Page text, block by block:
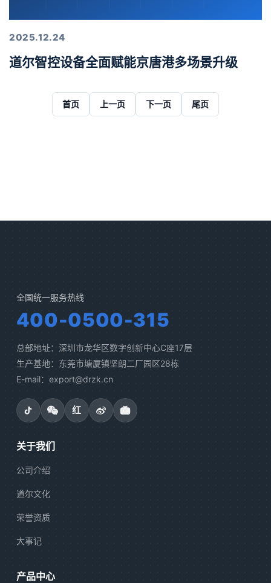
2025.12.24
道尔智控设备全面赋能京唐港多场景升级
首页 上一页 下一页 尾页
全国统一服务热线
400-0500-315
总部地址：深圳市龙华区数字创新中心C座17层
生产基地：东莞市塘厦镇坚朗二厂园区28栋
E-mail：export@drzk.cn
红
关于我们
公司介绍
道尔文化
荣誉资质
大事记
产品中心